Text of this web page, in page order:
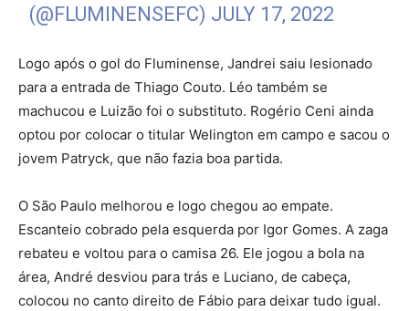
(@FLUMINENSEFC) JULY 17, 2022
Logo após o gol do Fluminense, Jandrei saiu lesionado
para a entrada de Thiago Couto. Léo também se
machucou e Luizão foi o substituto. Rogério Ceni ainda
optou por colocar o titular Welington em campo e sacou o
jovem Patryck, que não fazia boa partida.
O São Paulo melhorou e logo chegou ao empate.
Escanteio cobrado pela esquerda por Igor Gomes. A zaga
rebateu e voltou para o camisa 26. Ele jogou a bola na
área, André desviou para trás e Luciano, de cabeça,
colocou no canto direito de Fábio para deixar tudo igual.